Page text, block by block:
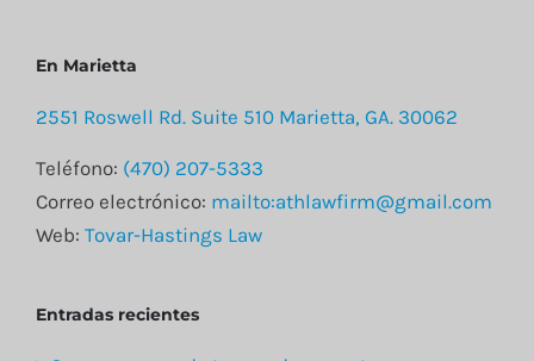
En Marietta
2551 Roswell Rd. Suite 510 Marietta, GA. 30062
Teléfono: (470) 207-5333
Correo electrónico: mailto:athlawfirm@gmail.com
Web: Tovar-Hastings Law
Entradas recientes